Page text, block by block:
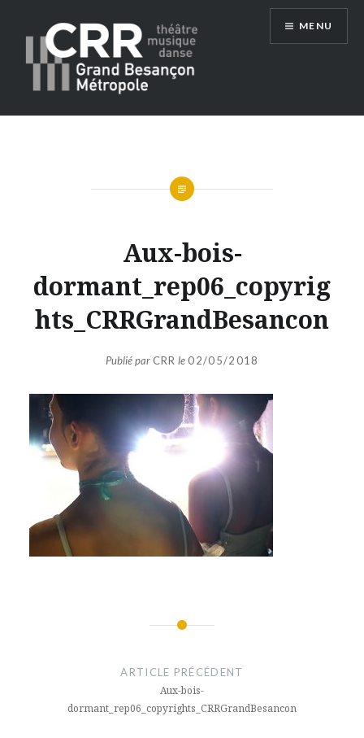
Conservatoire du Grand Besançon
MENU
Aux-bois-
dormant_rep06_copyrig
hts_CRRGrandBesancon
Publié par CRR le02/05/2018
ARTICLE PRÉCÉDENT
Aux-bois-
dormant_rep06_copyrights_CRRGrandBesancon